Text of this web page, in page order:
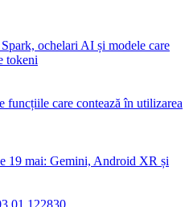
ochelari AI și modele care
tokeni
funcțiile care contează în utilizarea
19 mai: Gemini, Android XR și